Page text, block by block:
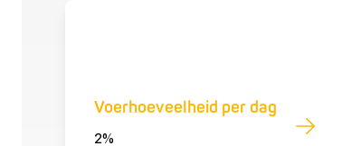
Voerhoeveelheid per dag
2%